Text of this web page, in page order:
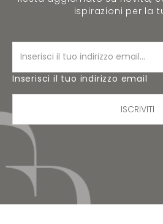
ispirazioni per la
Inserisci il tuo indirizzo email
ISCRIVITI